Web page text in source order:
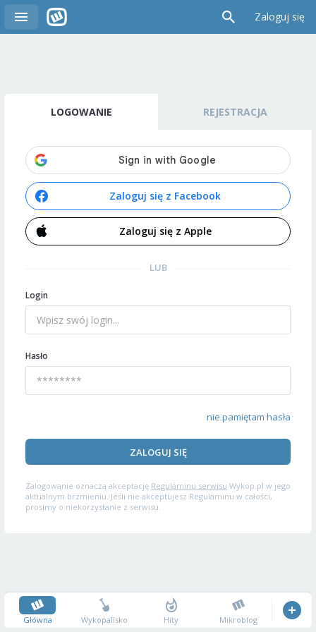
Zaloguj się
LOGOWANIE REJESTRACJA
Zaloguj się z Facebook
Zaloguj się z Apple
LUB
Login
Hasło
nie pamiętam hasła
ZALOGUJ SIĘ
Zalogowanie oznacza akceptację Regulaminu serwisu Wykop.pl w jego
aktualnym brzmieniu. Jeśli nie akceptujesz Regulaminu w całości,
prosimy o niekorzystanie z serwisu.
Główna Wykopalisko Hity Mikroblog